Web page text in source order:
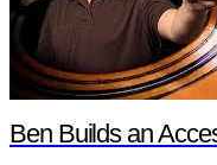
Ben Builds an